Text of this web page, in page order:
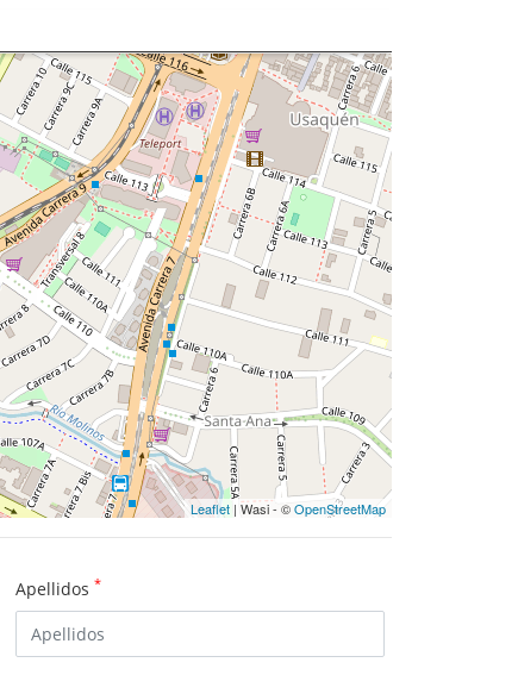
Leaflet | Wasi - ©OpenStreetMap
Apellidos *